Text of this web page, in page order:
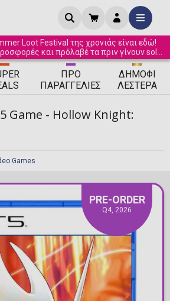
Loot Festival της χρονιάς είναι εδώ!
και πρόλαβέ τα πριν γίνουν sold
out! ☀️
ΠΡΟ
ΠΑΡΑΓΓΕΛΊΕΣ
ΔΗΜΟΦΙ
ΛΈΣΤΕΡΑ
Games
Game - Hollow Knight:
PRE-ORDER
Q4, 2026